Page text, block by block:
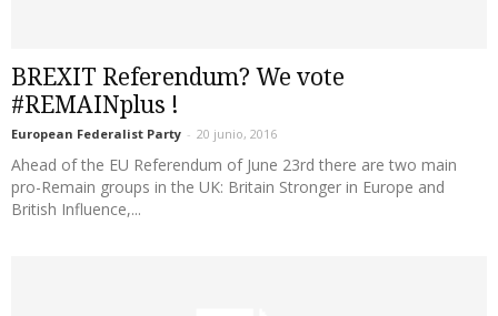
BREXIT Referendum? We vote
#REMAINplus !
European Federalist Party - 20 junio, 2016
Ahead of the EU Referendum of June 23rd there are two main
pro-Remain groups in the UK: Britain Stronger in Europe and
British Influence,...